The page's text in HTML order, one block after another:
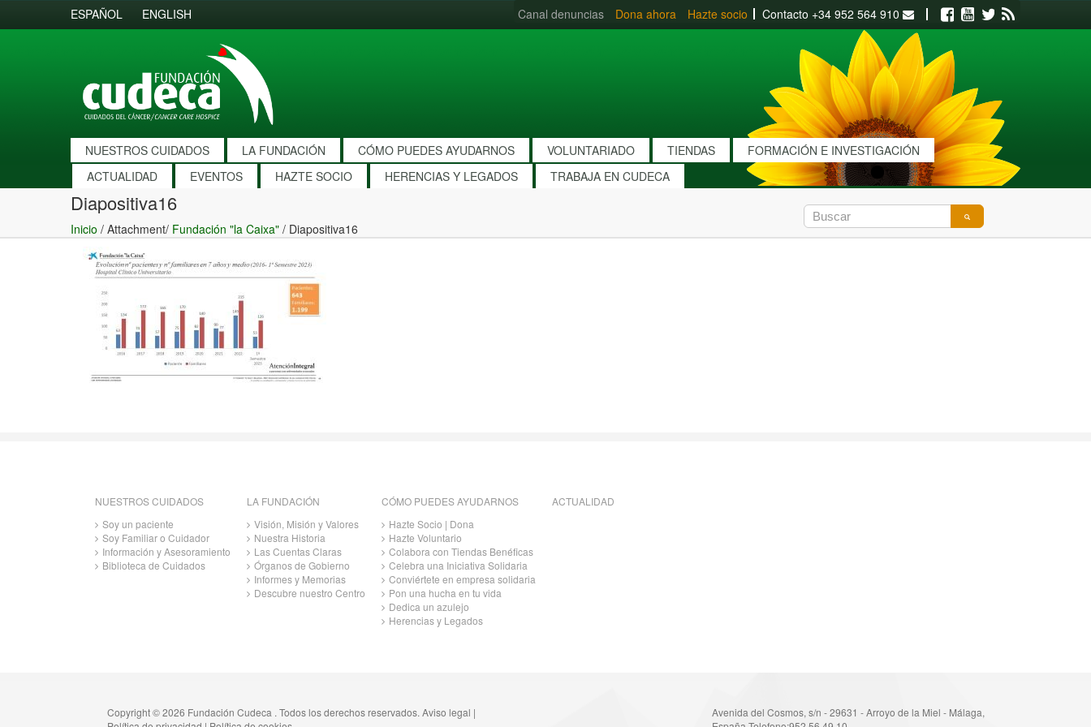
ESPAÑOL ENGLISH Canal denuncias Dona ahora Hazte socio Contacto +34 952 564 910 Facebook
Youtube
Twitter
NUESTROS CUIDADOS LA FUNDACIÓN CÓMO PUEDES AYUDARNOS VOLUNTARIADO TIENDAS
FORMACIÓN E INVESTIGACIÓN
ACTUALIDAD
EVENTOS HAZTE SOCIO HERENCIAS Y LEGADOS TRABAJA EN CUDECA
Diapositiva16
Inicio / Attachment/ Fundación "la Caixa" / Diapositiva16
NUESTROS CUIDADOS
Soy un paciente
Soy Familiar o Cuidador
Información y Asesoramiento
Biblioteca de Cuidados
LA FUNDACIÓN
Visión, Misión y Valores
Nuestra Historia
Las Cuentas Claras
Órganos de Gobierno
Informes y Memorias
Descubre nuestro Centro
CÓMO PUEDES AYUDARNOS
Hazte Socio | Dona
Hazte Voluntario
Colabora con Tiendas Benéficas
Celebra una Iniciativa Solidaria
Conviértete en empresa solidaria
Pon una hucha en tu vida
Dedica un azulejo
Herencias y Legados
ACTUALIDAD
Copyright © 2026 Fundación Cudeca . Todos los derechos reservados. Aviso legal |
Avenida del Cosmos, s/n - 29631 - Arroyo de la Miel - Málaga,